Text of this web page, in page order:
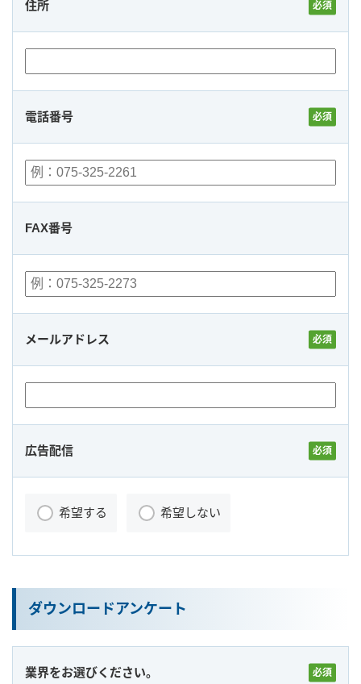
住所
電話番号
FAX番号
メールアドレス
広告配信
希望する 希望しない
ダウンロードアンケート
業界をお選びください。